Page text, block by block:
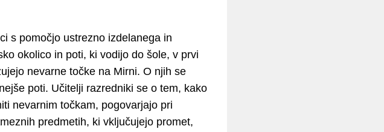
s pomočjo ustrezno izdelanega in
okolico in poti, ki vodijo do šole, v prvi
nevarne točke na Mirni. O njih se
poti. Učitelji razredniki se o tem, kako
nevarnim točkam, pogovarjajo pri
predmetih, ki vključujejo promet,